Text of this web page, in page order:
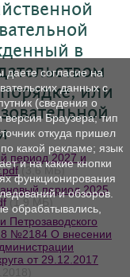
в
или
период 2027 и
(3,6 МБ)
период 2025
(1,9 МБ)
Петрозаводского
№2184 О внесении
от 29.12.2017
даете согласие на
данных с
(сведения о
Браузера; тип
откуда пришел
какой рекламе; язык
и на какие кнопки
функционирования
и обзоров.
обрабатывались,